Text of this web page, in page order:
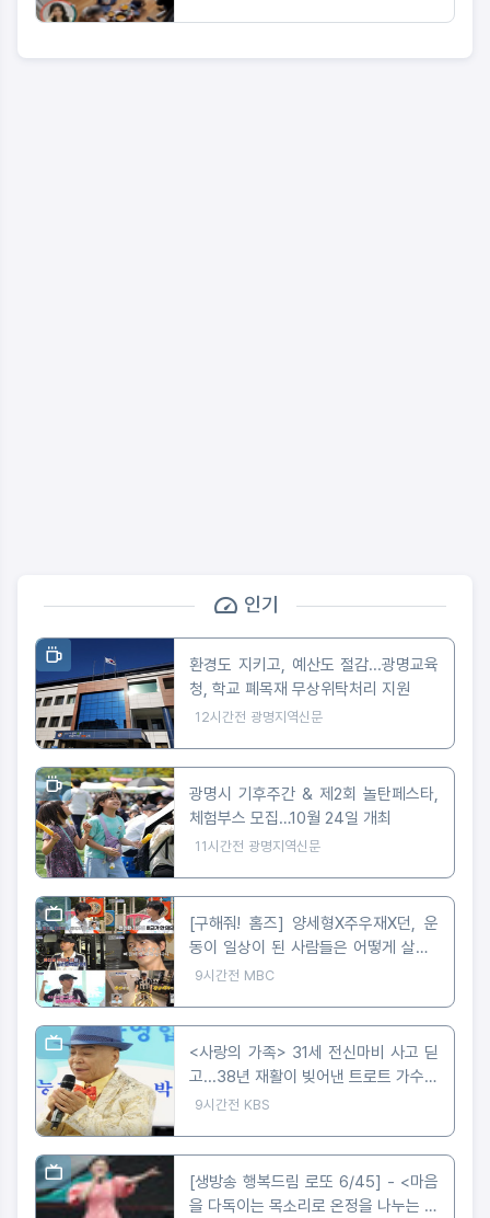
인기
환경도 지키고, 예산도 절감...광명교육
청, 학교 폐목재 무상위탁처리 지원
12시간전 광명지역신문
광명시 기후주간 & 제2회 놀탄페스타,
체험부스 모집…10월 24일 개최
11시간전 광명지역신문
[구해줘! 홈즈] 양세형X주우재X던, 운
동이 일상이 된 사람들은 어떻게 살까?
'운동세권' 임장 특집!
9시간전 MBC
<사랑의 가족> 31세 전신마비 사고 딛
고...38년 재활이 빚어낸 트로트 가수의
꿈
9시간전 KBS
[생방송 행복드림 로또 6/45] - <마음
을 다독이는 목소리로 온정을 나누는 가